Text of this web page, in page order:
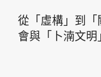
從「虛構」到
會與「卜湳文明